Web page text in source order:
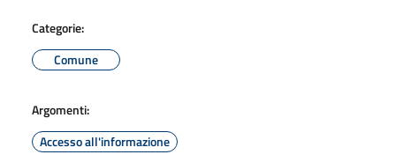
Categorie:
Comune
Argomenti:
Accesso all'informazione